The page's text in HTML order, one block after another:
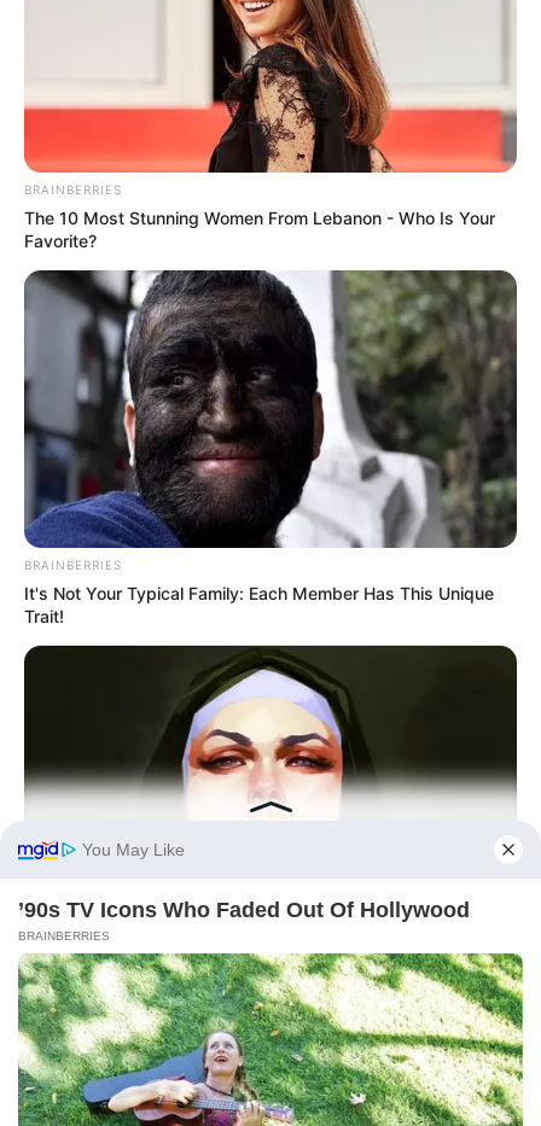
BRAINBERRIES
The 10 Most Stunning Women From Lebanon - Who Is Your
Favorite?
BRAINBERRIES
It's Not Your Typical Family: Each Member Has This Unique
Trait!
BRAINBERRIES
Hidden Sins: 15 Bible Prohibited Acts We All Commit!